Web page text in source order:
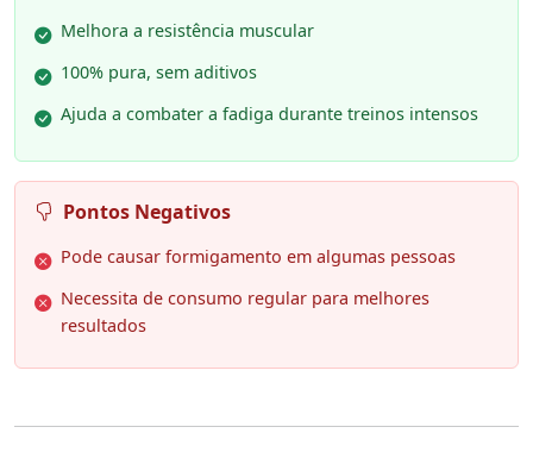
Melhora a resistência muscular
100% pura, sem aditivos
Ajuda a combater a fadiga durante treinos intensos
Pontos Negativos
Pode causar formigamento em algumas pessoas
Necessita de consumo regular para melhores
resultados